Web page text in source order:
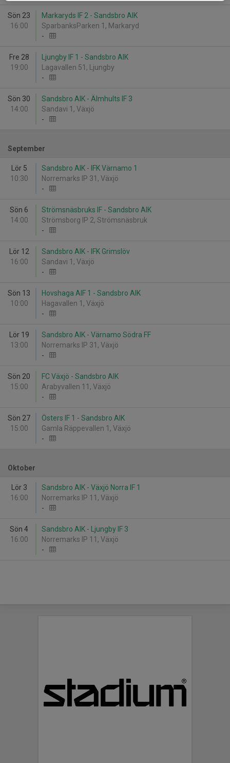
Sön 23
16:00
Markaryds IF 2 - Sandsbro AIK
SparbanksParken 1, Markaryd
-
Fre 28
19:00
Ljungby IF 1 - Sandsbro AIK
Lagavallen 51, Ljungby
-
Sön 30
14:00
Sandsbro AIK - Älmhults IF 3
Sandavi 1, Växjö
-
September
Lör 5
10:30
Sandsbro AIK - IFK Värnamo 1
Norremarks IP 31, Växjö
-
Sön 6
14:00
Strömsnäsbruks IF - Sandsbro AIK
Strömsborg IP 2, Strömsnäsbruk
-
Lör 12
16:00
Sandsbro AIK - IFK Grimslöv
Sandavi 1, Växjö
-
Sön 13
10:00
Hovshaga AIF 1 - Sandsbro AIK
Hagavallen 1, Växjö
-
Lör 19
13:00
Sandsbro AIK - Värnamo Södra FF
Norremarks IP 31, Växjö
-
Sön 20
15:00
FC Växjö - Sandsbro AIK
Arabyvallen 11, Växjö
-
Sön 27
15:00
Östers IF 1 - Sandsbro AIK
Gamla Räppevallen 1, Växjö
-
Oktober
Lör 3
16:00
Sandsbro AIK - Växjö Norra IF 1
Norremarks IP 11, Växjö
-
Sön 4
16:00
Sandsbro AIK - Ljungby IF 3
Norremarks IP 11, Växjö
-